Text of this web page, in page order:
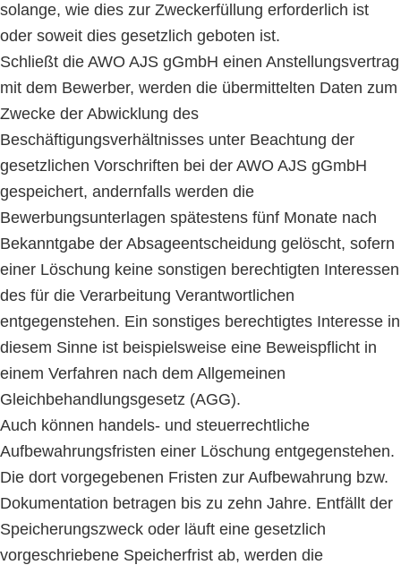
solange, wie dies zur Zweckerfüllung erforderlich ist
oder soweit dies gesetzlich geboten ist.
Schließt die AWO AJS gGmbH einen Anstellungsvertrag
mit dem Bewerber, werden die übermittelten Daten zum
Zwecke der Abwicklung des
Beschäftigungsverhältnisses unter Beachtung der
gesetzlichen Vorschriften bei der AWO AJS gGmbH
gespeichert, andernfalls werden die
Bewerbungsunterlagen spätestens fünf Monate nach
Bekanntgabe der Absageentscheidung gelöscht, sofern
einer Löschung keine sonstigen berechtigten Interessen
des für die Verarbeitung Verantwortlichen
entgegenstehen. Ein sonstiges berechtigtes Interesse in
diesem Sinne ist beispielsweise eine Beweispflicht in
einem Verfahren nach dem Allgemeinen
Gleichbehandlungsgesetz (AGG).
Auch können handels- und steuerrechtliche
Aufbewahrungsfristen einer Löschung entgegenstehen.
Die dort vorgegebenen Fristen zur Aufbewahrung bzw.
Dokumentation betragen bis zu zehn Jahre. Entfällt der
Speicherungszweck oder läuft eine gesetzlich
vorgeschriebene Speicherfrist ab, werden die